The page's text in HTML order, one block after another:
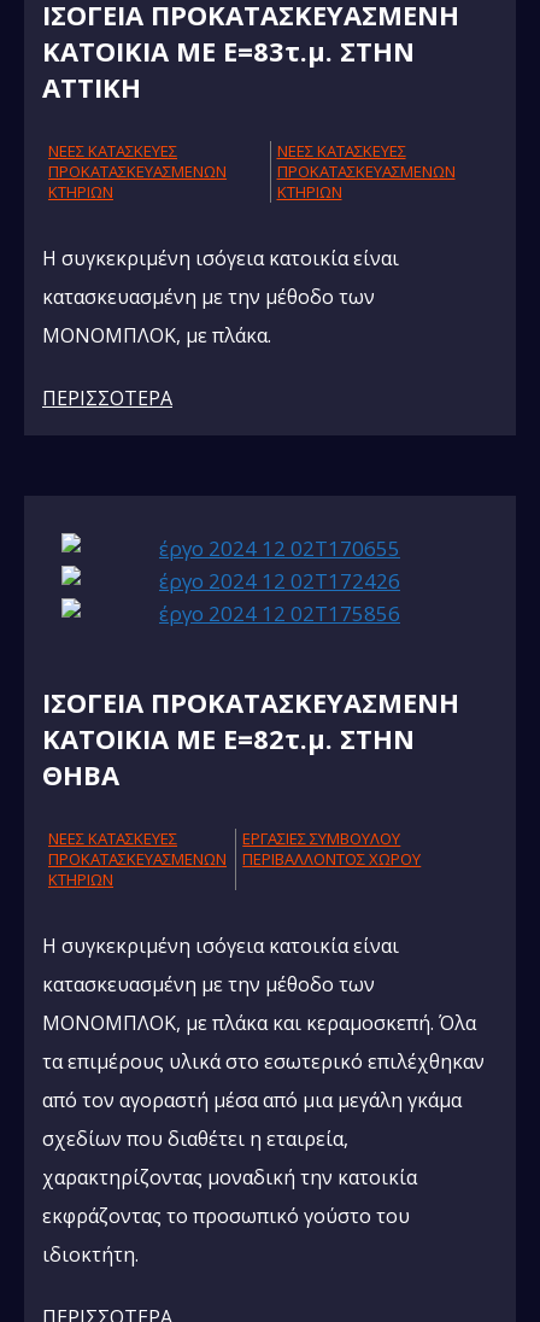
IΣΟΓΕΙΑ ΠΡΟΚΑΤΑΣΚΕΥΑΣΜΕΝΗ
ΚΑΤΟΙΚΙΑ ΜΕ Ε=83τ.μ. ΣΤΗΝ
ΑΤΤΙΚΗ
NΕΕΣ ΚΑΤΑΣΚΕΥΕΣ
ΠΡΟΚΑΤΑΣΚΕΥΑΣΜΕΝΩΝ
ΚΤΗΡΙΩΝ
NΕΕΣ ΚΑΤΑΣΚΕΥΕΣ
ΠΡΟΚΑΤΑΣΚΕΥΑΣΜΕΝΩΝ
ΚΤΗΡΙΩΝ
Η συγκεκριμένη ισόγεια κατοικία είναι
κατασκευασμένη με την μέθοδο των
ΜΟΝΟΜΠΛΟΚ, με πλάκα.
ΠΕΡΙΣΣΟΤΕΡΑ
IΣΟΓΕΙΑ ΠΡΟΚΑΤΑΣΚΕΥΑΣΜΕΝΗ
ΚΑΤΟΙΚΙΑ ΜΕ Ε=82τ.μ. ΣΤΗΝ
ΘΗΒΑ
NΕΕΣ ΚΑΤΑΣΚΕΥΕΣ
ΠΡΟΚΑΤΑΣΚΕΥΑΣΜΕΝΩΝ
ΚΤΗΡΙΩΝ
ΕΡΓΑΣΙΕΣ ΣΥΜΒΟΥΛΟΥ
ΠΕΡΙΒΑΛΛΟΝΤΟΣ ΧΩΡΟΥ
Η συγκεκριμένη ισόγεια κατοικία είναι
κατασκευασμένη με την μέθοδο των
ΜΟΝΟΜΠΛΟΚ, με πλάκα και κεραμοσκεπή. Όλα
τα επιμέρους υλικά στο εσωτερικό επιλέχθηκαν
από τον αγοραστή μέσα από μια μεγάλη γκάμα
σχεδίων που διαθέτει η εταιρεία,
χαρακτηρίζοντας μοναδική την κατοικία
εκφράζοντας το προσωπικό γούστο του
ιδιοκτήτη.